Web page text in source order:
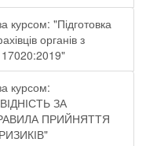
курсом: "Підготовка
органів з
17020:2019"
курсом:
ЗА
ПРИЙНЯТТЯ